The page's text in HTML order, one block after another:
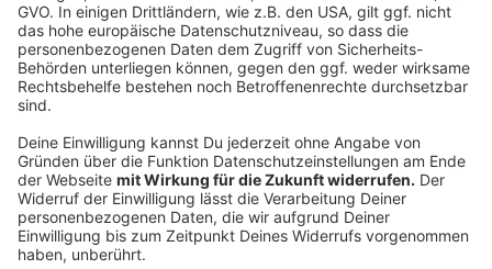
Happy Fit
Krems
Wienerstr. 122
3500 Krems
Happy Fit
Steyr
Im Stadtgut Zone 4407 Steyr-
Happy Fit Linz
Freistädterstr.
336
4040 Linz